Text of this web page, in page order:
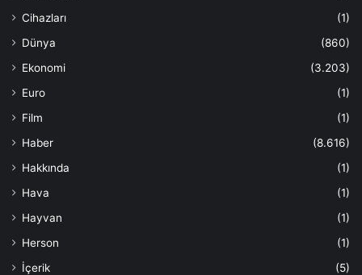
Cihazları
(1)
Dünya
(860)
Ekonomi
(3.203)
Euro
(1)
Film
(1)
Haber
(8.616)
Hakkında
(1)
Hava
(1)
Hayvan
(1)
Herson
(1)
İçerik
(5)